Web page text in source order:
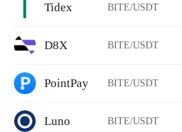
Tidex BITE/USDT
D8X BITE/USDT
PointPay BITE/USDT
Luno BITE/USDT